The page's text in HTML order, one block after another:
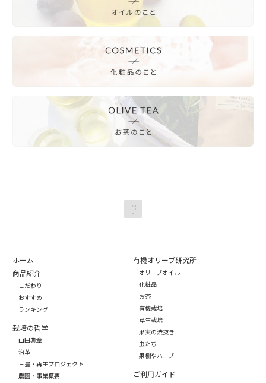
ホーム
商品紹介
こだわり
おすすめ
ランキング
栽培の哲学
山田典章
沿革
三豊・再生プロジェクト
農園・事業概要
有機オリーブ研究所
オリーブオイル
化粧品
お茶
有機栽培
草生栽培
果実の渋抜き
虫たち
果樹やハーブ
ご利用ガイド